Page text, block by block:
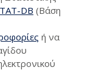
DB (Βάση
ή να